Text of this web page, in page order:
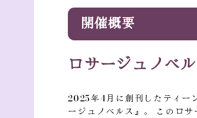
開催概要
ロサージュノベ
2025年4月に創刊したティー
ージュノベルス』。 このロ